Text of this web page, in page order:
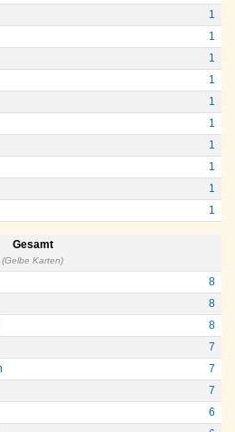
1
1
1
1
1
1
1
1
1
1
Gesamt
(Gelbe Karten)
8
8
8
7
7
7
6